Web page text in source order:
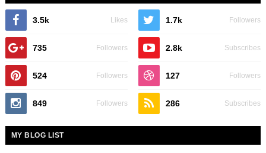
3.5k Likes 1.7k Followers
735 Followers 2.8k Subscribes
524 Followers 127 Followers
849 Followers 286 Subscribes
MY BLOG LIST